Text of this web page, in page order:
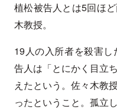
植松被告人とは5回ほ
木教授。
19人の入所者を殺害
告人は「とにかく目立
えたという。佐々木教
ったということ。孤立